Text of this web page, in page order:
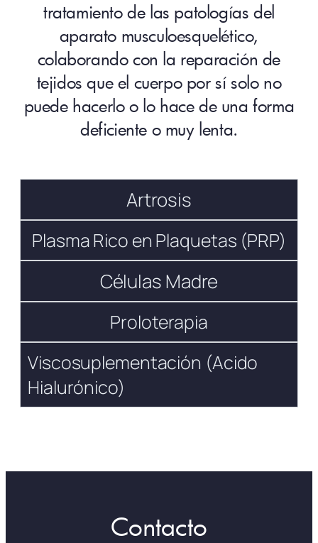
tratamiento de las patologías del
aparato musculoesquelético,
colaborando con la reparación de
tejidos que el cuerpo por sí solo no
puede hacerlo o lo hace de una forma
deficiente o muy lenta.
Artrosis
Plasma Rico en Plaquetas (PRP)
Células Madre
Proloterapia
Viscosuplementación (Acido
Hialurónico)
Contacto